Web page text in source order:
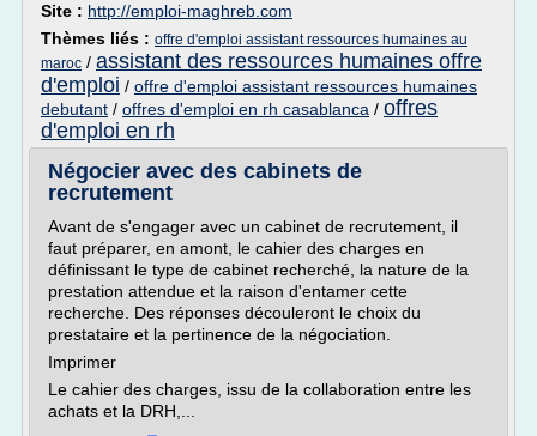
Site : http://emploi-maghreb.com
Thèmes liés : offre d'emploi assistant ressources humaines au
maroc / assistant des ressources humaines offre
d'emploi / offre d'emploi assistant ressources humaines
debutant / offres d'emploi en rh casablanca / offres
d'emploi en rh
Négocier avec des cabinets de
recrutement
Avant de s'engager avec un cabinet de recrutement, il
faut préparer, en amont, le cahier des charges en
définissant le type de cabinet recherché, la nature de la
prestation attendue et la raison d'entamer cette
recherche. Des réponses découleront le choix du
prestataire et la pertinence de la négociation.
Imprimer
Le cahier des charges, issu de la collaboration entre les
achats et la DRH,...